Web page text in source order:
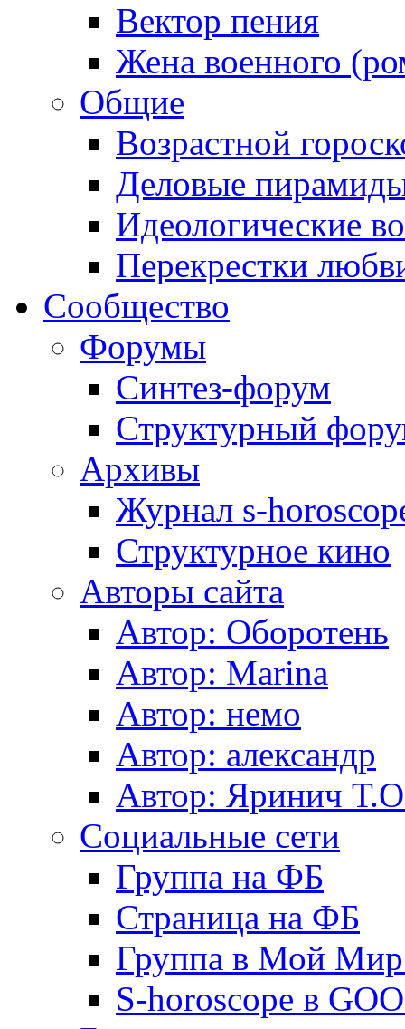
Вектор пения
Жена военного
Общие
Возрастной
Деловые
Идеологические
Перекрестки
Сообщество
Форумы
Синтез-форум
Структурный
Архивы
Журнал s-
Структурное кино
Авторы сайта
Автор: Оборотень
Автор: Marina
Автор: немo
Автор: александр
Автор: Яринич
Социальные сети
Группа на ФБ
Страница на ФБ
Группа в Мой
S-horoscope в